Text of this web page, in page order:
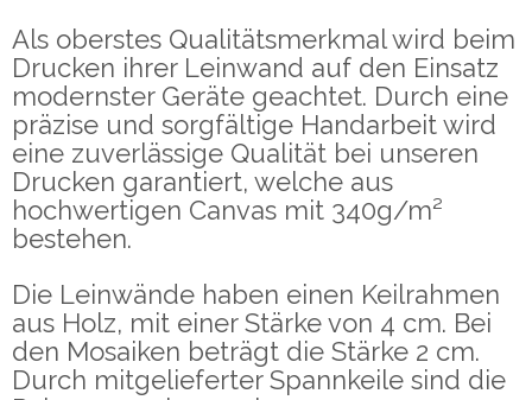
Als oberstes Qualitätsmerkmal wird beim
Drucken ihrer Leinwand auf den Einsatz
modernster Geräte geachtet. Durch eine
präzise und sorgfältige Handarbeit wird
eine zuverlässige Qualität bei unseren
Drucken garantiert, welche aus
hochwertigen Canvas mit 340g/m²
bestehen.
Die Leinwände haben einen Keilrahmen
aus Holz, mit einer Stärke von 4 cm. Bei
den Mosaiken beträgt die Stärke 2 cm.
Durch mitgelieferter Spannkeile sind die